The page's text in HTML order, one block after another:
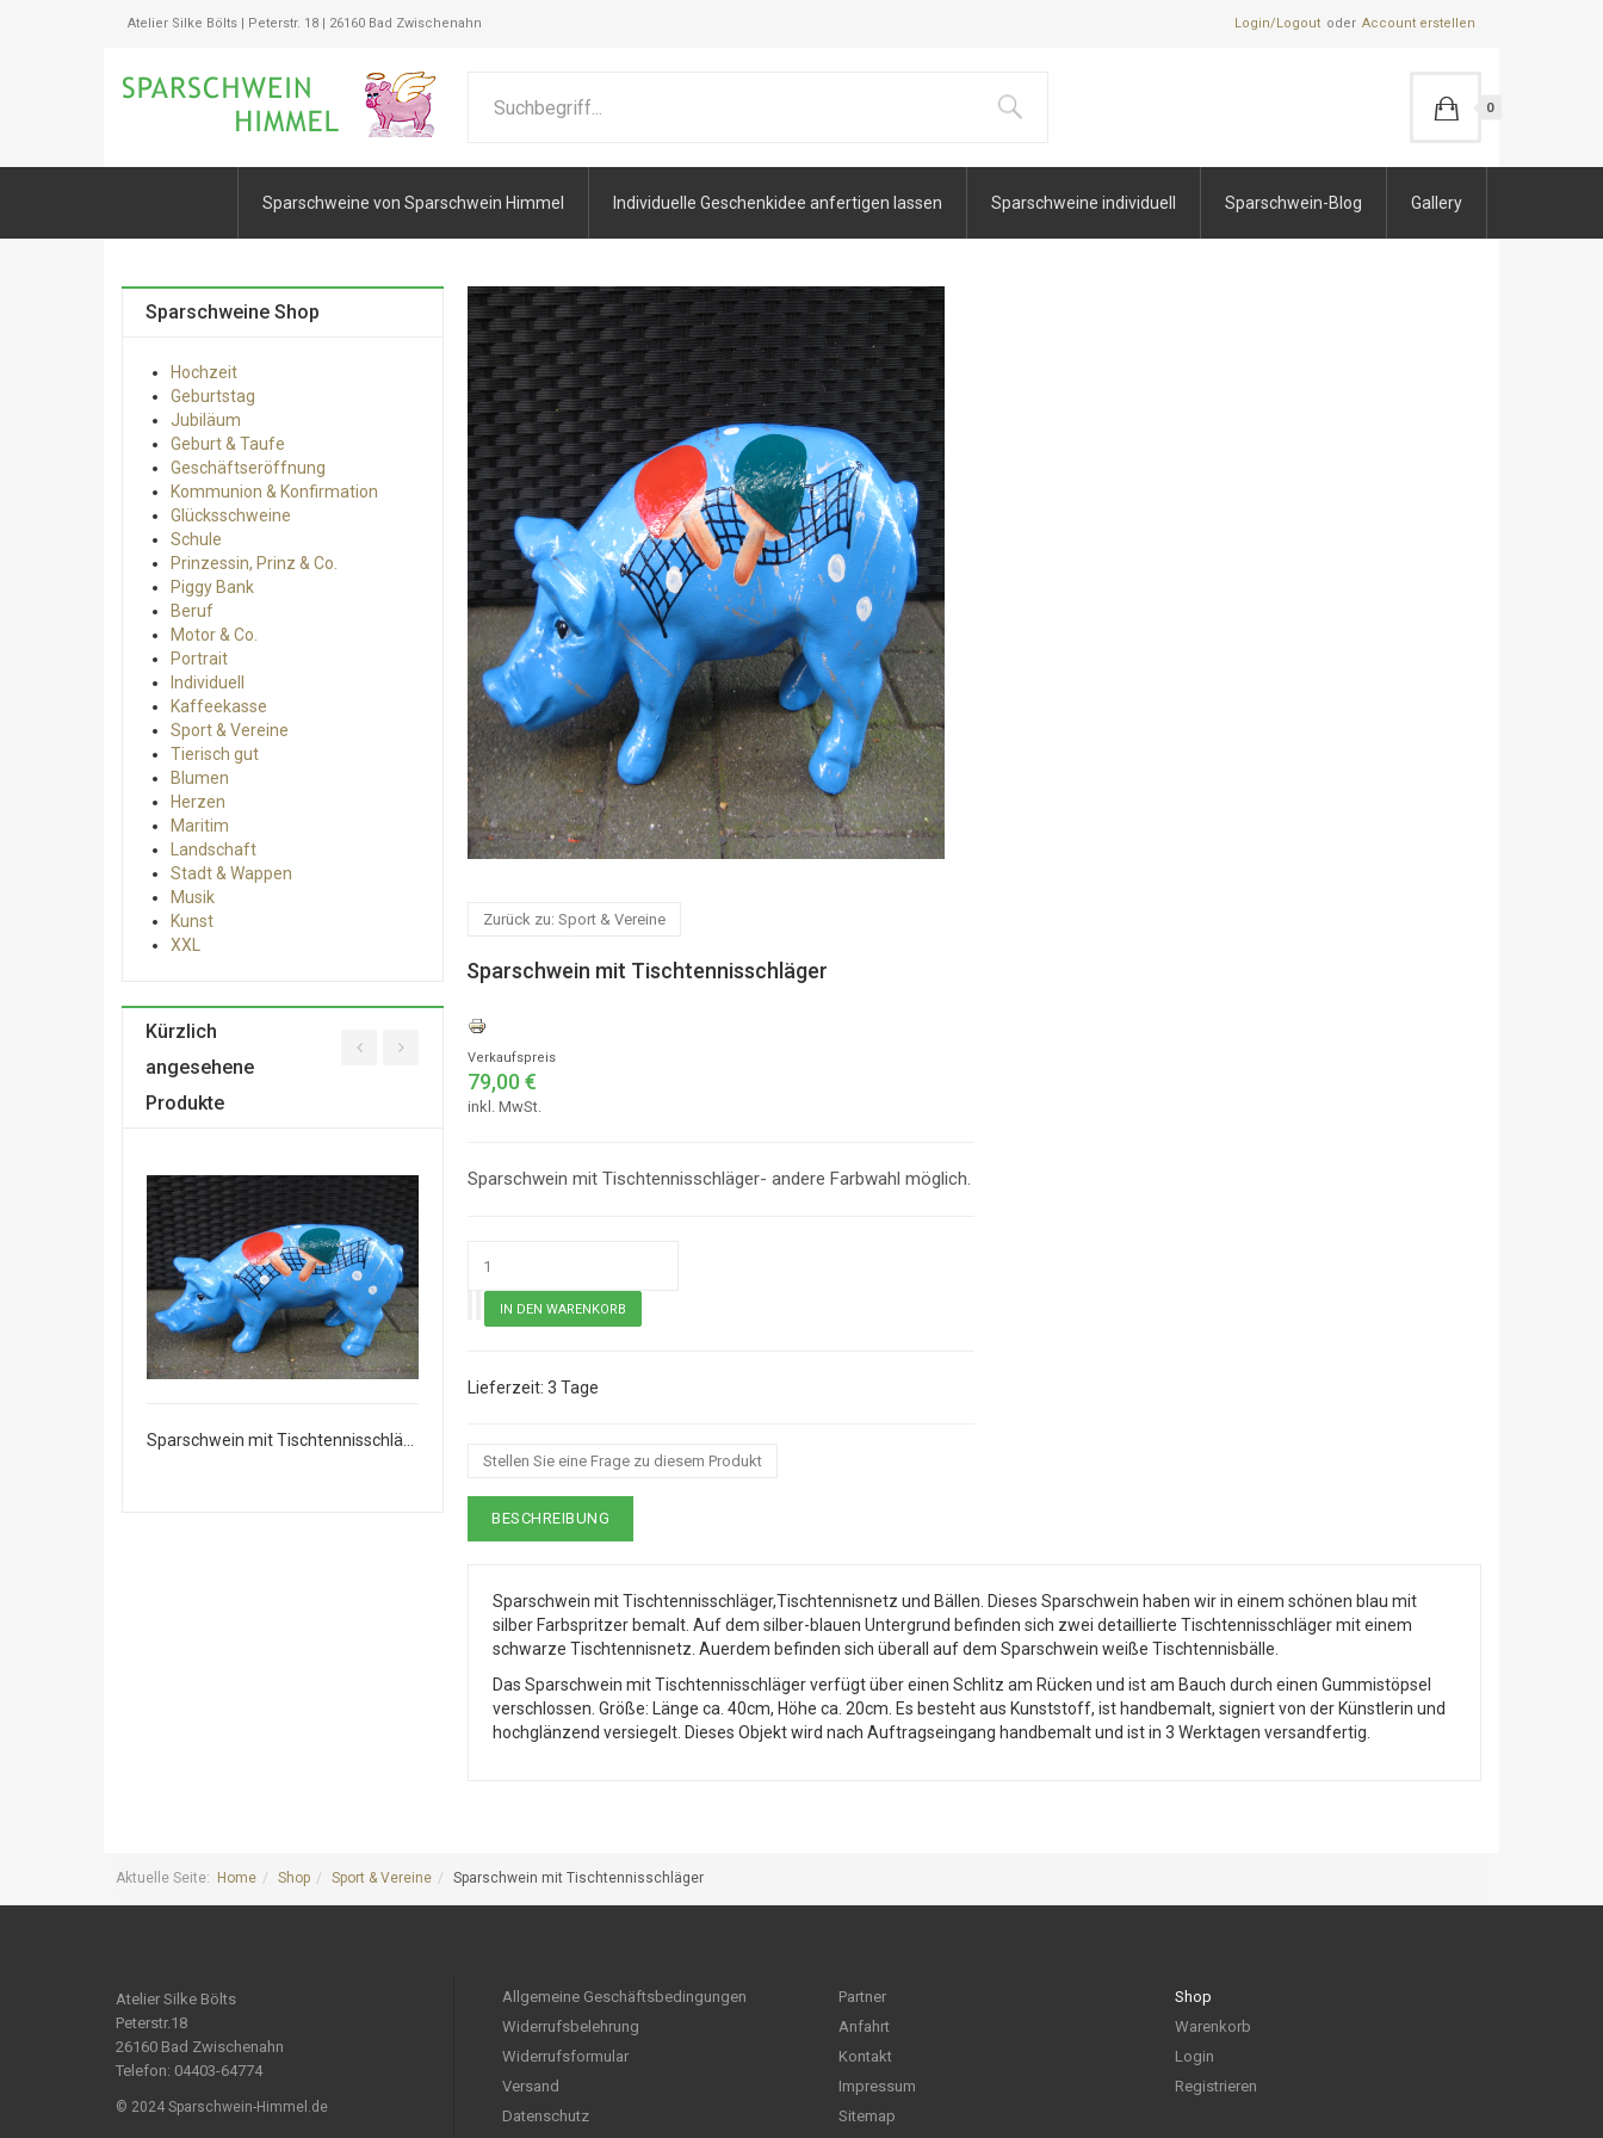
Atelier Silke Bölts | Peterstr. 18 | 26160 Bad Zwischenahn Login/Logout Account erstellen
0
Sparschweine von Sparschwein Himmel Individuelle Geschenkidee anfertigen lassen Sparschweine individuell Sparschwein-Blog Gallery
Zurück zu: Sport & Vereine
Sparschwein mit Tischtennisschläger
Verkaufspreis
79,00 €
inkl. MwSt.
Sparschwein mit Tischtennisschläger- andere Farbwahl möglich.
3 Tage
Stellen Sie eine Frage zu diesem Produkt
BESCHREIBUNG
Sparschwein mit Tischtennisschläger,Tischtennisnetz und Bällen. Dieses Sparschwein haben wir in einem schönen blau mit
silber Farbspritzer bemalt. Auf dem silber-blauen Untergrund befinden sich zwei detaillierte Tischtennisschläger mit einem
schwarze Tischtennisnetz. Auerdem befinden sich überall auf dem Sparschwein weiße Tischtennisbälle.
Das Sparschwein mit Tischtennisschläger verfügt über einen Schlitz am Rücken und ist am Bauch durch einen Gummistöpsel
verschlossen. Größe: Länge ca. 40cm, Höhe ca. 20cm. Es besteht aus Kunststoff, ist handbemalt, signiert von der Künstlerin und
hochglänzend versiegelt. Dieses Objekt wird nach Auftragseingang handbemalt und ist in 3 Werktagen versandfertig.
Sparschweine Shop
Hochzeit
Geburtstag
Jubiläum
Geburt & Taufe
Geschäftseröffnung
Kommunion & Konfirmation
Glücksschweine
Schule
Prinzessin, Prinz & Co.
Piggy Bank
Beruf
Motor & Co.
Portrait
Individuell
Kaffeekasse
Sport & Vereine
Tierisch gut
Blumen
Herzen
Maritim
Landschaft
Stadt & Wappen
Musik
Kunst
XXL
Kürzlich
angesehene
Produkte
Aktuelle Seite: Home Shop Sport & Vereine Sparschwein mit Tischtennisschläger
Atelier Silke Bölts
Peterstr.18
26160 Bad Zwischenahn
Telefon: 04403-64774
© 2024 Sparschwein-Himmel.de
Allgemeine Geschäftsbedingungen
Widerrufsbelehrung
Widerrufsformular
Versand
Datenschutz
Partner
Anfahrt
Kontakt
Impressum
Sitemap
Shop
Warenkorb
Login
Registrieren